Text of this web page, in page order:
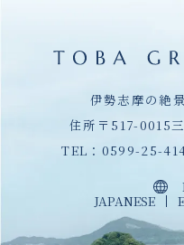
伊勢志摩の絶
住所〒517-0015
TEL： 0599-25-
JAPANESE